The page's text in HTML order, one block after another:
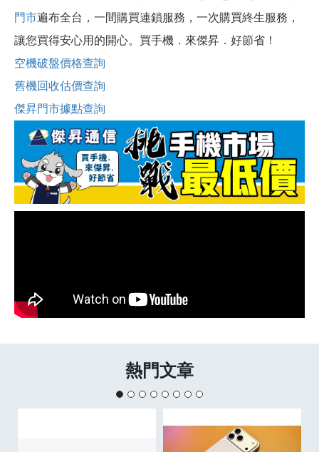
門市遍布全台，一間購買連鎖服務，一次購買終生服務，
讓您買得安心用的開心。買手機．來傑昇．好節省！
空機破盤價格查詢
舊機回收估價查詢
傑昇門市據點查詢
熱門文章